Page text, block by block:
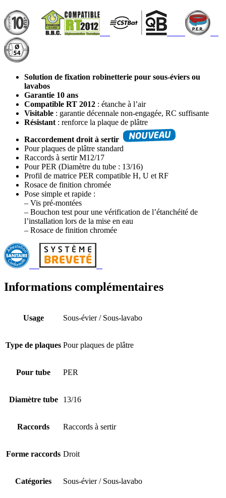
Solution de fixation robinetterie pour sous-éviers ou
lavabos
Garantie 10 ans
Compatible RT 2012 : étanche à l’air
Visitable : garantie décennale non-engagée, RC suffisante
Résistant : renforce la plaque de plâtre
Raccordement droit à sertir
Pour plaques de plâtre standard
Raccords à sertir M12/17
Pour PER (Diamètre du tube : 13/16)
Profil de matrice PER compatible H, U et RF
Rosace de finition chromée
Pose simple et rapide :
– Vis pré-montées
– Bouchon test pour une vérification de l’étanchéité de
l’installation lors de la mise en eau
– Rosace de finition chromée
Informations complémentaires
Usage Sous-évier / Sous-lavabo
Type de plaques Pour plaques de plâtre
Pour tube PER
Diamètre tube 13/16
Raccords Raccords à sertir
Forme raccords Droit
Catégories Sous-évier / Sous-lavabo